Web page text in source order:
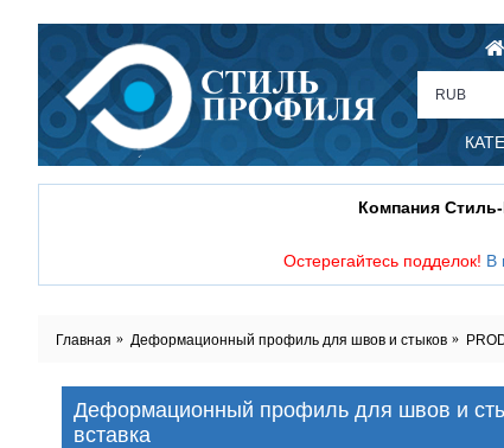
RUB
Компания
Остерегайтесь подделок! В
Главная Деформационный профиль для швов и стыков
Деформационный профиль для швов и
вставка